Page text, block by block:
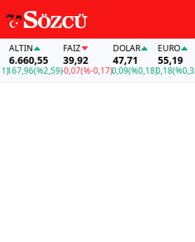
ALTIN
6.660,55
(%2,59)
FAİZ
39,92
-0,07(%-0,17)
DOLAR
47,71
0,09(%0,18)
EURO
55,19
0,18(%0,32)